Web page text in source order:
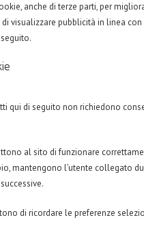
anche di terze parti, per
visualizzare pubblicità in linea
qui di seguito non richiedono
al sito di funzionare
mantengono l’utente collegato
di ricordare le preferenze